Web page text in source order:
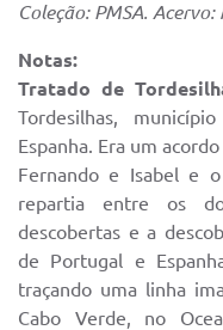
Coleção: PMSA.
Notas:
Tratado de
Tordesilhas,
Espanha. Era um
Fernando e Isabel e
repartia entre os
descobertas e a
de Portugal e
traçando uma linha
Cabo Verde, no